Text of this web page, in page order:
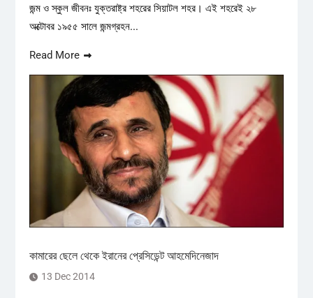
জন্ম ও স্কুল জীবনঃ যুক্তরাষ্ট্র শহরের সিয়াটল শহর। এই শহরেই ২৮
অক্টোবর ১৯৫৫ সালে জন্মগ্রহন...
Read More
কামারের ছেলে থেকে ইরানের প্রেসিডেন্ট আহমেদিনেজাদ
13 Dec 2014